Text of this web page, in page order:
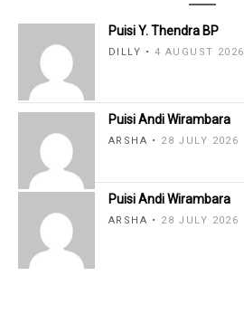
Puisi Y. Thendra BP
DILLY 4 AUGUST 2026
Puisi Andi Wirambara
ARSHA 28 JULY 2026
Puisi Andi Wirambara
ARSHA 28 JULY 2026